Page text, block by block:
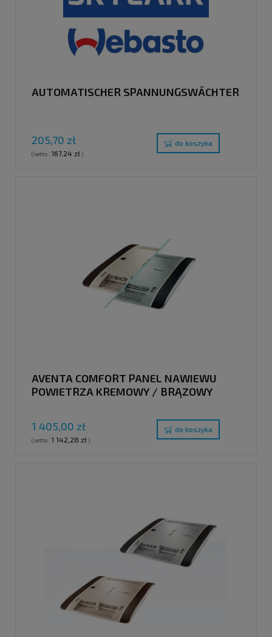
AUTOMATISCHER SPANNUNGSWÄCHTER
205,70 zł
(netto: 167,24 zł)
do koszyka
AVENTA COMFORT PANEL NAWIEWU
POWIETRZA KREMOWY / BRĄZOWY
1 405,00 zł
(netto: 1 142,28 zł)
do koszyka